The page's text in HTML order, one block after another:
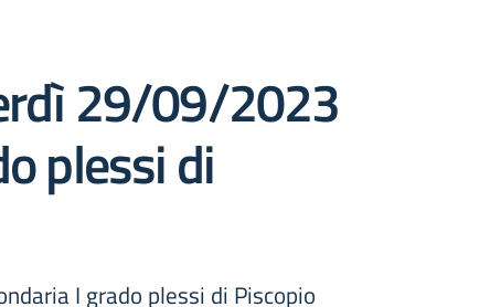
29/09/2023
plessi di
I grado plessi di Piscopio